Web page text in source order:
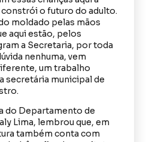
o futuro do adulto.
moldado pelas mãos
aqui estão, pelos
a Secretaria, por toda
nenhuma, vem
um trabalho
secretária municipal de
do Departamento de
Lima, lembrou que, em
também conta com